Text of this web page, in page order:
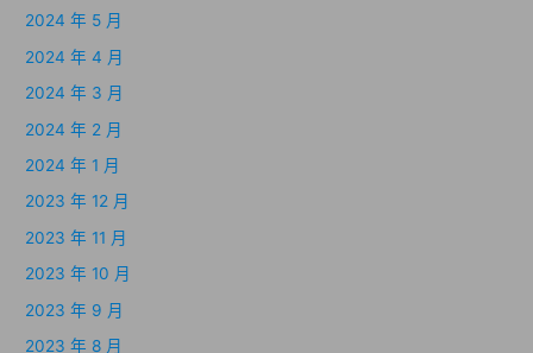
2024 年 5 月
2024 年 4 月
2024 年 3 月
2024 年 2 月
2024 年 1 月
2023 年 12 月
2023 年 11 月
2023 年 10 月
2023 年 9 月
2023 年 8 月